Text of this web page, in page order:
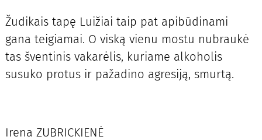
Žudikais tapę Luižiai taip pat apibūdinami
gana teigiamai. O viską vienu mostu nubraukė
tas šventinis vakarėlis, kuriame alkoholis
susuko protus ir pažadino agresiją, smurtą.
Irena ZUBRICKIENĖ